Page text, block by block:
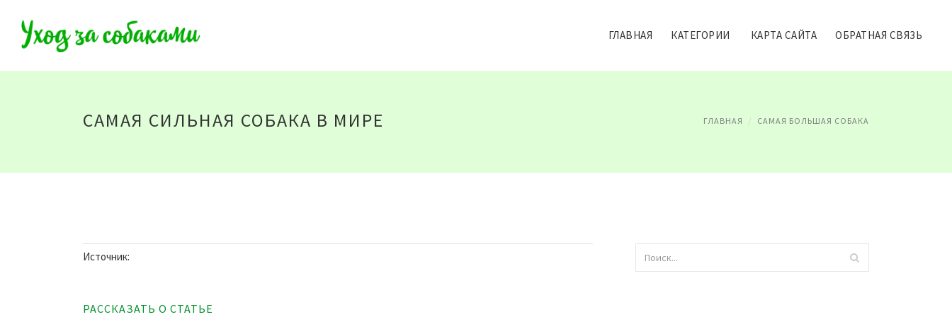
ГЛАВНАЯ КАТЕГОРИИ КАРТА САЙТА ОБРАТНАЯ СВЯЗЬ
САМАЯ СИЛЬНАЯ СОБАКА В МИРЕ ГЛАВНАЯ САМАЯ БОЛЬШАЯ СОБАКА
Источник:
РАССКАЗАТЬ О СТАТЬЕ